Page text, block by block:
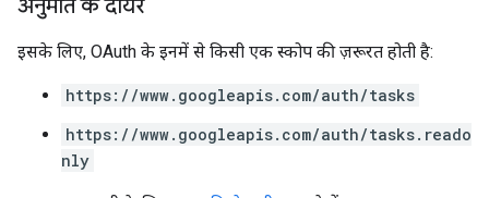
अनुमति के दायरे
इसके लिए, OAuth के इनमें से किसी एक स्कोप की ज़रूरत होती है:
https://www.googleapis.com/auth/tasks
https://www.googleapis.com/auth/tasks.reado
nly